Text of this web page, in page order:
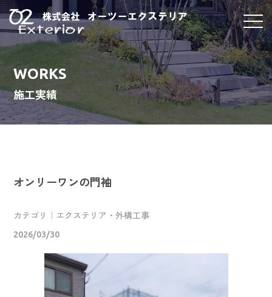
WORKS
施工実績
オンリーワンの門袖
カテゴリ｜エクステリア・外構工事
2026/03/30